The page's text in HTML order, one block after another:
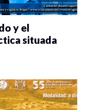
y el
situada